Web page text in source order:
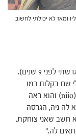
ומאז לא יכולתי לחשוב
"ניה ביתי השנייה היא מהזוגיות הנוכחית שלי ( התגרשתי לפני 9 שנים).
שם בקלות כמו
בפעם הראשונה. לבן זוגי יש סטארט אפ בשם ניו (niio) והוא ראה
לה ניה, הגרסה
חשב שאני צוחקת.
לה."